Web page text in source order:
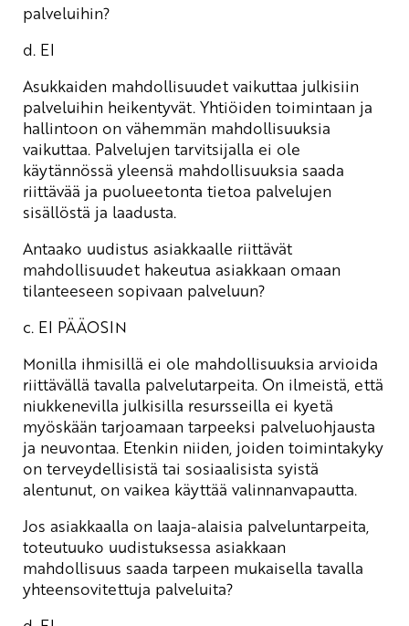
palveluihin?
d. EI
Asukkaiden mahdollisuudet vaikuttaa julkisiin
palveluihin heikentyvät. Yhtiöiden toimintaan ja
hallintoon on vähemmän mahdollisuuksia
vaikuttaa. Palvelujen tarvitsijalla ei ole
käytännössä yleensä mahdollisuuksia saada
riittävää ja puolueetonta tietoa palvelujen
sisällöstä ja laadusta.
Antaako uudistus asiakkaalle riittävät
mahdollisuudet hakeutua asiakkaan omaan
tilanteeseen sopivaan palveluun?
c. EI PÄÄOSIN
Monilla ihmisillä ei ole mahdollisuuksia arvioida
riittävällä tavalla palvelutarpeita. On ilmeistä, että
niukkenevilla julkisilla resursseilla ei kyetä
myöskään tarjoamaan tarpeeksi palveluohjausta
ja neuvontaa. Etenkin niiden, joiden toimintakyky
on terveydellisistä tai sosiaalisista syistä
alentunut, on vaikea käyttää valinnanvapautta.
Jos asiakkaalla on laaja-alaisia palveluntarpeita,
toteutuuko uudistuksessa asiakkaan
mahdollisuus saada tarpeen mukaisella tavalla
yhteensovitettuja palveluita?